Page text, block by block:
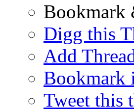
Bookmark
Digg this
Add
Bookmark
Tweet this